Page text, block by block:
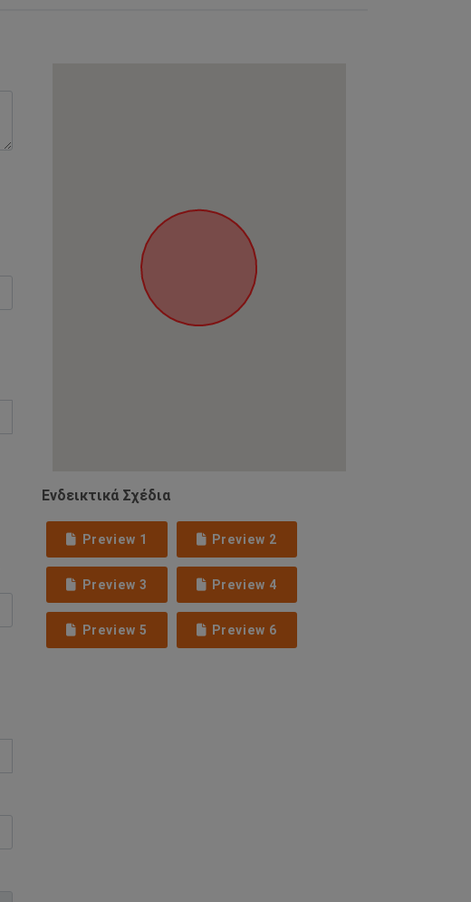
Ενδεικτικά Σχέδια
Preview 1 Preview 2
Preview 3 Preview 4
Preview 5 Preview 6